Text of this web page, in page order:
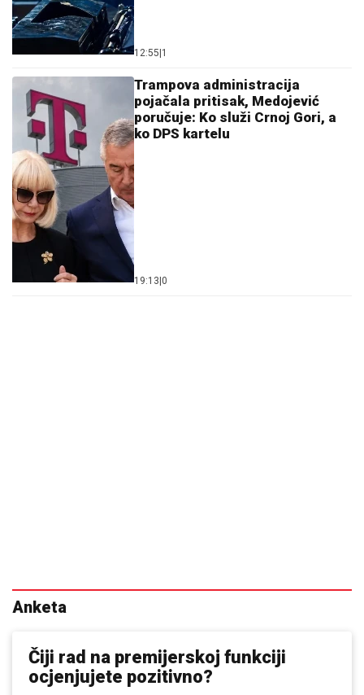
12:55 1
Trampova administracija
pojačala pritisak, Medojević
poručuje: Ko služi Crnoj Gori, a
ko DPS kartelu
19:13 0
Anketa
Čiji rad na premijerskoj funkciji
ocjenjujete pozitivno?